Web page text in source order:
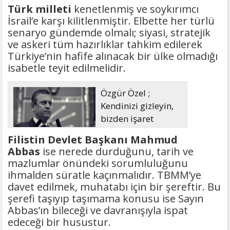
Türk milleti kenetlenmiş ve soykırımcı
İsrail’e karşı kilitlenmiştir. Elbette her türlü
senaryo gündemde olmalı; siyasi, stratejik
ve askeri tüm hazırlıklar tahkim edilerek
Türkiye’nin hafife alınacak bir ülke olmadığı
isabetle teyit edilmelidir.
Özgür Özel ;
Kendinizi gizleyin,
bizden işaret
bekleyin
Filistin Devlet Başkanı Mahmud
Abbas ise nerede durduğunu, tarih ve
mazlumlar önündeki sorumluluğunu
ihmalden süratle kaçınmalıdır. TBMM’ye
davet edilmek, muhatabı için bir şereftir. Bu
şerefi taşıyıp taşımama konusu ise Sayın
Abbas’ın bileceği ve davranışıyla ispat
edeceği bir husustur.